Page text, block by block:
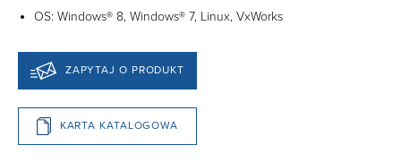
OS: Windows® 8, Windows® 7, Linux, VxWorks
ZAPYTAJ O PRODUKT
KARTA KATALOGOWA